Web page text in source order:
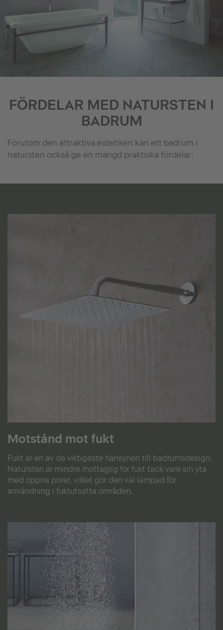
FÖRDELAR MED NATURSTEN I
BADRUM
Förutom den attraktiva estetiken kan ett badrum i
natursten också ge en mängd praktiska fördelar:
Motstånd mot fukt
Fukt är en av de viktigaste hänsynen till badrumsdesign.
Natursten är mindre mottaglig för fukt tack vare sin yta
med öppna porer, vilket gör den väl lämpad för
användning i fuktutsatta områden.